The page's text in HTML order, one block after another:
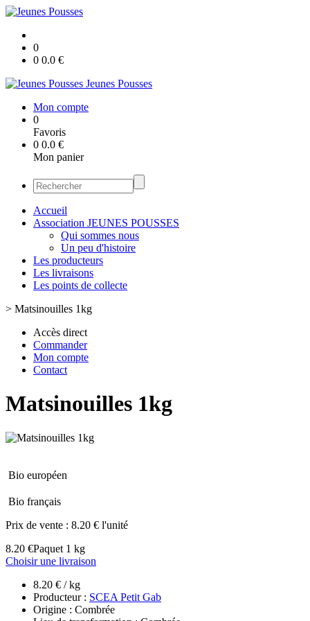
0
0 0.0 €
Jeunes Pousses
Mon compte
0
Favoris
0 0.0 €
Mon panier
Accueil
Association JEUNES POUSSES
Qui sommes nous
Un peu d'histoire
Les producteurs
Les livraisons
Les points de collecte
> Matsinouilles 1kg
Accès direct
Commander
Mon compte
Contact
Matsinouilles 1kg
Bio européen
Bio français
Prix de vente : 8.20 € l'unité
8.20 €Paquet 1 kg
Choisir une livraison
8.20 € / kg
Producteur : SCEA Petit Gab
Origine : Combrée